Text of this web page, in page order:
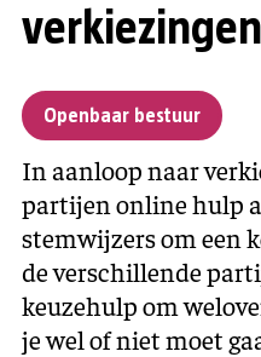
Openbaar bestuur
In aanloop naar
partijen online hulp
stemwijzers om een
de verschillende
keuzehulp om
je wel of niet moet